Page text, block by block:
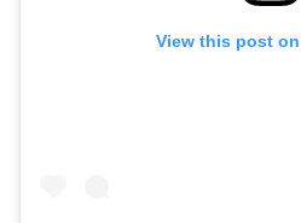
View this post